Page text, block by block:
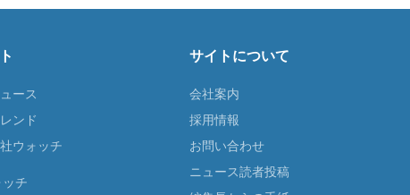
ース
ンド
ウォッチ
チ
サイトについて
会社案内
採用情報
お問い合わせ
ニュース読者投稿